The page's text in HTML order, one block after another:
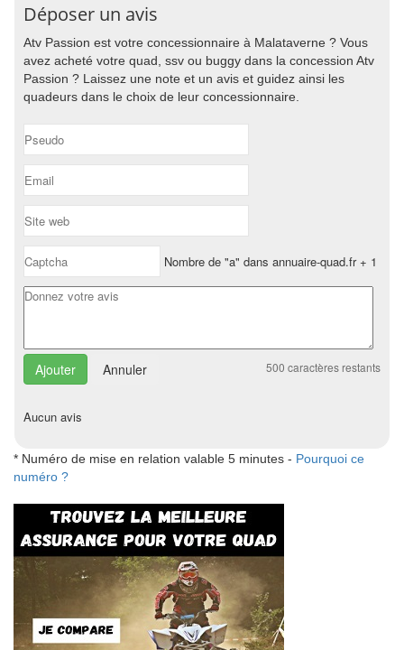
Déposer un avis
Atv Passion est votre concessionnaire à Malataverne ? Vous
avez acheté votre quad, ssv ou buggy dans la concession Atv
Passion ? Laissez une note et un avis et guidez ainsi les
quadeurs dans le choix de leur concessionnaire.
Nombre de "a" dans annuaire-quad.fr + 1
Annuler 500 caractères restants
Aucun avis
* Numéro de mise en relation valable 5 minutes - Pourquoi ce
numéro ?